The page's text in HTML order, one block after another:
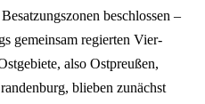
beschlossen –
gemeinsam regierten Vier-
also Ostpreußen,
blieben zunächst